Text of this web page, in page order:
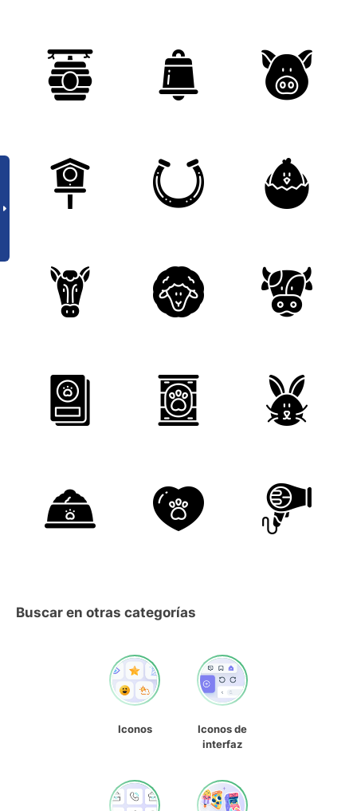
Buscar en otras categorías
Iconos
Iconos de
interfaz